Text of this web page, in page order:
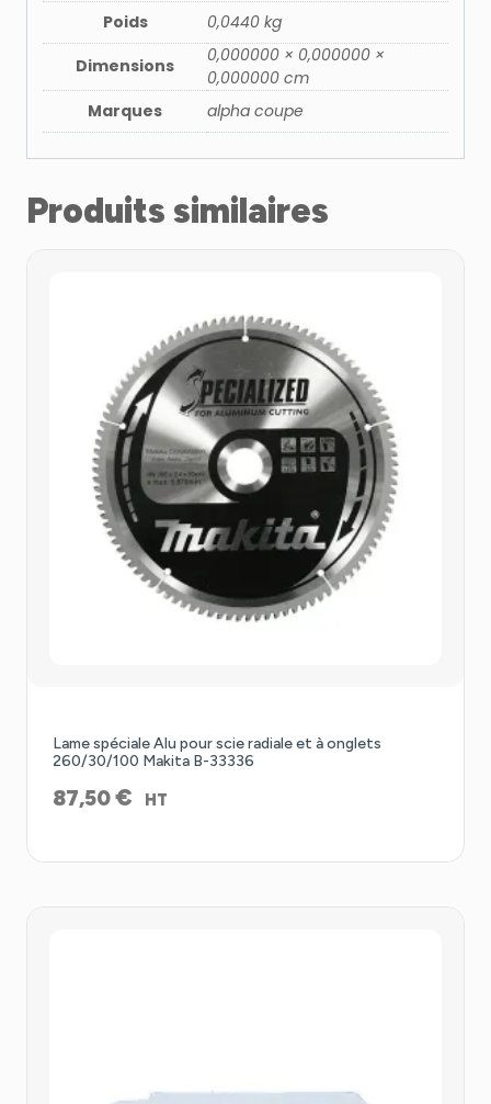
Poids
0,0440 kg
Dimensions
0,000000 × 0,000000 ×
0,000000 cm
Marques
alpha coupe
Produits similaires
Lame spéciale Alu pour scie radiale et à onglets
260/30/100 Makita B-33336
87,50€ HT